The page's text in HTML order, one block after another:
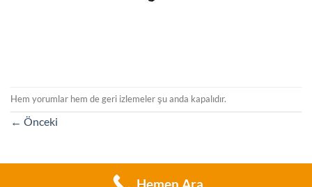
Hem yorumlar hem de geri izlemeler şu anda kapalıdır.
← Önceki